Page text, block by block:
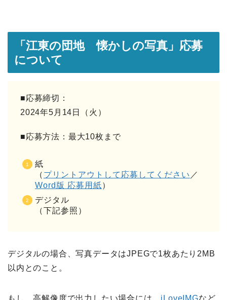
「江東の団地 懐かしの写真」応募
について
■応募締切：
2024年5月14日（火）
■応募方法：最大10枚まで
紙
（ プリントアウトして応募してください ／
Word版 応募用紙）
デジタル
（下記参照）
デジタルの場合、写真データはJPEGで1枚あたり2MB
以内とのこと。
もし、高解像度で出力したい場合には、 iLoveIMGなど